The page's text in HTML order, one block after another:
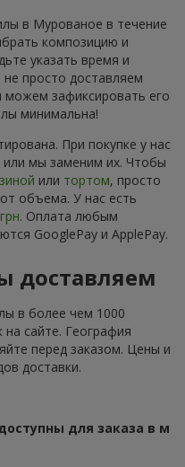
в Мурованое в течение
композицию и
указать время и
просто доставляем
зафиксировать его
минимальна!
При покупке у нас
или мы заменим их. Чтобы
или тортом, просто
объема. У нас есть
. Оплата любым
GooglePay и ApplePay.
доставляем
в более чем 1000
сайте. География
перед заказом. Цены и
доставки.
для заказа в м